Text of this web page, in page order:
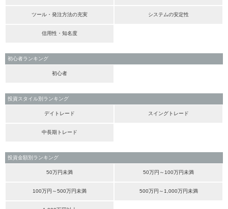
ツール・発注方法の充実 システムの安定性
信用性・知名度
初心者ランキング
初心者
投資スタイル別ランキング
デイトレード スイングトレード
中長期トレード
投資金額別ランキング
50万円未満 50万円～100万円未満
100万円～500万円未満 500万円～1,000万円未満